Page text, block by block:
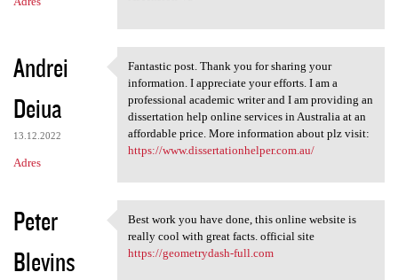
Andrei
Deiua
13.12.2022
Adres
Fantastic post. Thank you for
Fantastic post. Thank you for sharing your
information. I appreciate your efforts. I am a
professional academic writer and I am providing an
dissertation help online services in Australia at an
affordable price. More information about plz visit:
https://www.dissertationhelper.com.au/
Peter
Blevins
Best work you have done, this
Best work you have done, this online website is
really cool with great facts. official site
https://geometrydash-full.com